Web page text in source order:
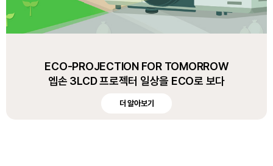
ECO-PROJECTION FOR TOMORROW
엡손 3LCD 프로젝터 일상을 ECO로 보다
더 알아보기